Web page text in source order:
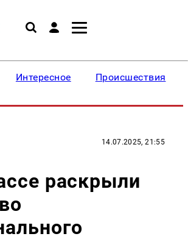
Интересное Происшествия
14.07.2025, 21:55
раскрыли